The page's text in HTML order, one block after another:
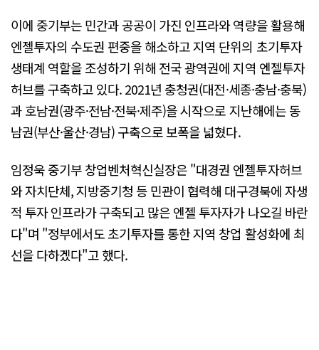
이에 중기부는 민간과 공공이 가진 인프라와 역량을 활용해
엔젤투자의 수도권 편중을 해소하고 지역 단위의 초기투자
생태계 역할을 조성하기 위해 전국 광역권에 지역 엔젤투자
허브를 구축하고 있다. 2021년 충청권(대전·세종·충남·충북)
과 호남권(광주·전남·전북·제주)을 시작으로 지난해에는 동
남권(부산·울산·경남) 구축으로 보폭을 넓혔다.
임정욱 중기부 창업벤처혁신실장은 "대경권 엔젤투자허브
와 자치단체, 지방중기청 등 민관이 협력해 대구경북에 자생
적 투자 인프라가 구축되고 많은 엔젤 투자자가 나오길 바란
다"며 "정부에서도 초기투자를 통한 지역 창업 활성화에 최
선을 다하겠다"고 했다.